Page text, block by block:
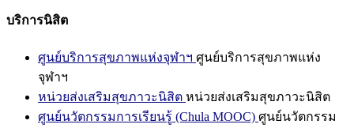
บริการนิสิต
ศูนย์บริการสุขภาพแห่งจุฬาฯ ศูนย์บริการสุขภาพแห่ง
จุฬาฯ
หน่วยส่งเสริมสุขภาวะนิสิต หน่วยส่งเสริมสุขภาวะนิสิต
ศูนย์นวัตกรรมการเรียนรู้ (Chula MOOC) ศูนย์นวัตกรรม